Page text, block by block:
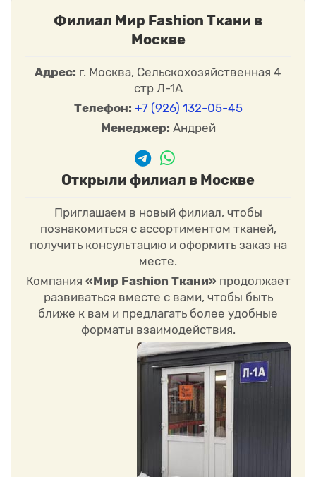
Филиал Мир Fashion Ткани в
Москве
Адрес: г. Москва, Сельскохозяйственная 4
стр Л-1А
Телефон: +7 (926) 132-05-45
Менеджер: Андрей
Открыли филиал в Москве
Приглашаем в новый филиал, чтобы
познакомиться с ассортиментом тканей,
получить консультацию и оформить заказ на
месте.
Компания «Мир Fashion Ткани» продолжает
развиваться вместе с вами, чтобы быть
ближе к вам и предлагать более удобные
форматы взаимодействия.